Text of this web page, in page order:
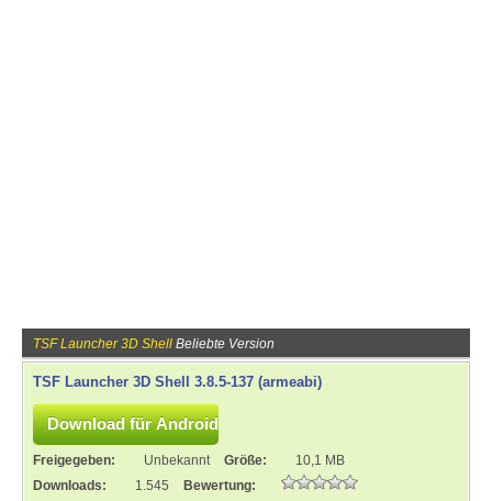
TSF Launcher 3D Shell Beliebte Version
TSF Launcher 3D Shell 3.8.5-137 (armeabi)
Freigegeben: Unbekannt Größe:
10,1 MB
Downloads:
1.545
Bewertung: